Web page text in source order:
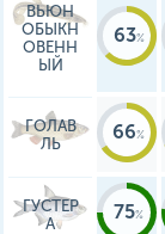
ВЬЮН
ОБЫКН
ОВЕНН
ЫЙ
63
ГОЛАВ
ЛЬ
66
ГУСТЕР
А
75